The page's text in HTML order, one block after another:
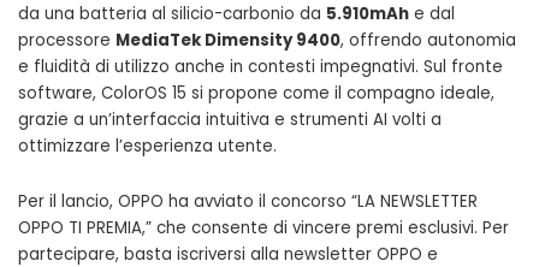
da una batteria al silicio-carbonio da 5.910mAh e dal
processore MediaTek Dimensity 9400, offrendo autonomia
e fluidità di utilizzo anche in contesti impegnativi. Sul fronte
software, ColorOS 15 si propone come il compagno ideale,
grazie a un’interfaccia intuitiva e strumenti AI volti a
ottimizzare l’esperienza utente.
Per il lancio, OPPO ha avviato il concorso “LA NEWSLETTER
OPPO TI PREMIA,” che consente di vincere premi esclusivi. Per
partecipare, basta iscriversi alla newsletter OPPO e